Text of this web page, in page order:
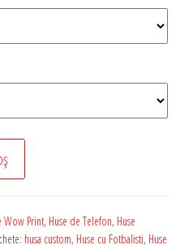
Wow Print, Huse de Telefon, Huse
husa custom, Huse cu Fotbalisti, Huse